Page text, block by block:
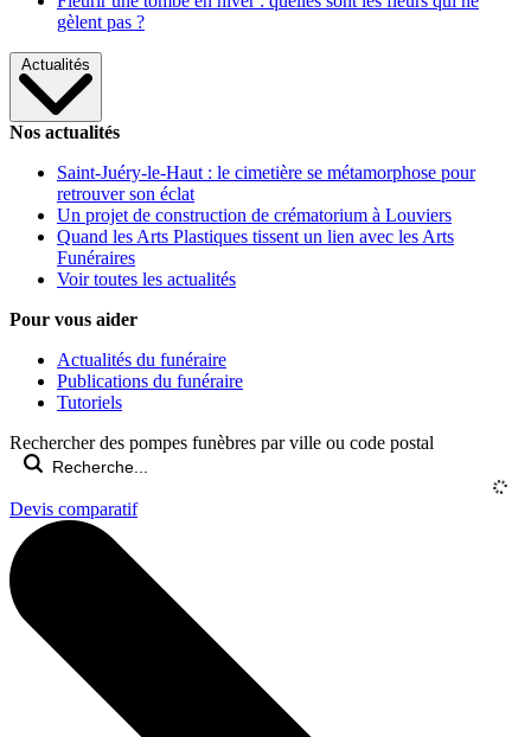
gèlent pas ?
Actualités
Nos actualités
Saint-Juéry-le-Haut : le cimetière se métamorphose pour
retrouver son éclat
Un projet de construction de crématorium à Louviers
Quand les Arts Plastiques tissent un lien avec les Arts
Funéraires
Voir toutes les actualités
Pour vous aider
Actualités du funéraire
Publications du funéraire
Tutoriels
Rechercher des pompes funèbres par ville ou code postal
Devis comparatif